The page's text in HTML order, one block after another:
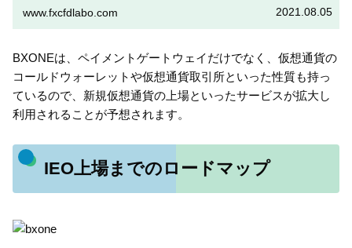
www.fxcfdlabo.com 2021.08.05
BXONEは、ペイメントゲートウェイだけでなく、仮想通貨の
コールドウォーレットや仮想通貨取引所といった性質も持っ
ているので、新規仮想通貨の上場といったサービスが拡大し
利用されることが予想されます。
IEO上場までのロードマップ